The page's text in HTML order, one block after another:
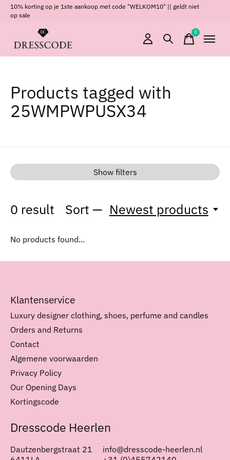
10% korting op je 1ste aankoop met code "WELKOM10" || geldt niet
op sale
0items
Products tagged with
25WMPWPUSX34
Show filters
0 result Sort — Newest products
No products found...
Klantenservice
Luxury designer clothing, shoes, perfume and candles
Orders and Returns
Contact
Algemene voorwaarden
Privacy Policy
Our Opening Days
Kortingscode
Dresscode Heerlen
Dautzenbergstraat 21
info@dresscode-heerlen.nl